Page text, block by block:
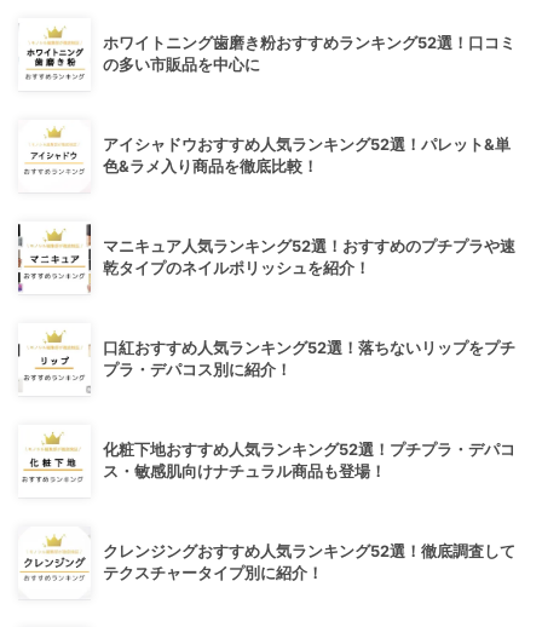
ホワイトニング歯磨き粉おすすめランキング52選！口コミ
の多い市販品を中心に
アイシャドウおすすめ人気ランキング52選！パレット&単
色&ラメ入り商品を徹底比較！
マニキュア人気ランキング52選！おすすめのプチプラや速
乾タイプのネイルポリッシュを紹介！
口紅おすすめ人気ランキング52選！落ちないリップをプチ
プラ・デパコス別に紹介！
化粧下地おすすめ人気ランキング52選！プチプラ・デパコ
ス・敏感肌向けナチュラル商品も登場！
クレンジングおすすめ人気ランキング52選！徹底調査して
テクスチャータイプ別に紹介！